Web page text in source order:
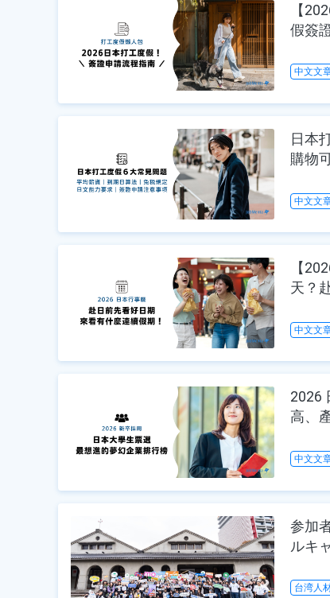
【
假簽
中文文
日本
購物
中文文
【
天？
中文文
2026
高、
中文文
参加
ルキ
台湾人